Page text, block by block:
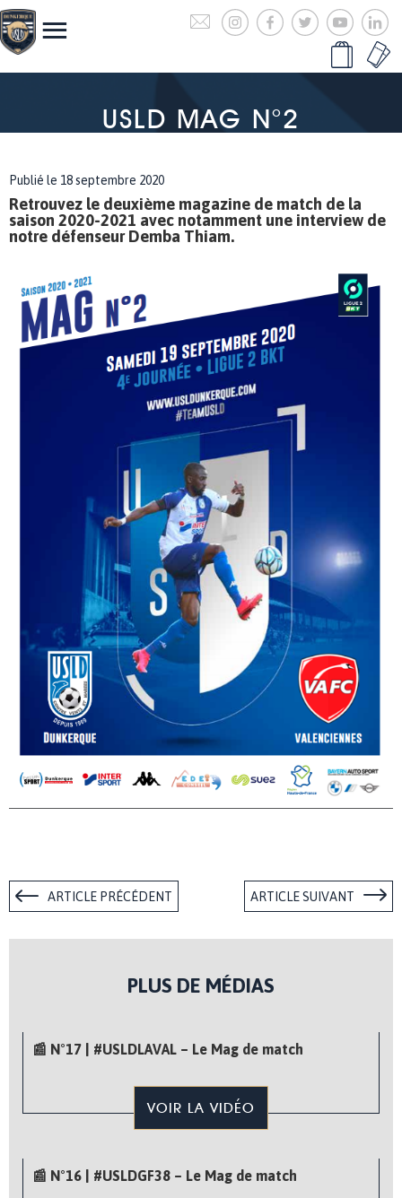
USLD MAG N°2
Publié le 18 septembre 2020
Retrouvez le deuxième magazine de match de la
saison 2020-2021 avec notamment une interview de
notre défenseur Demba Thiam.
ARTICLE PRÉCÉDENT ARTICLE SUIVANT
PLUS DE MÉDIAS
📰 N°17 | #USLDLAVAL – Le Mag de match
VOIR LA VIDÉO
📰 N°16 | #USLDGF38 – Le Mag de match